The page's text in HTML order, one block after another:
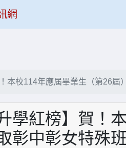
網
本校114年應屆畢業生（第26屆
升學紅榜】賀！
彰中彰女特殊